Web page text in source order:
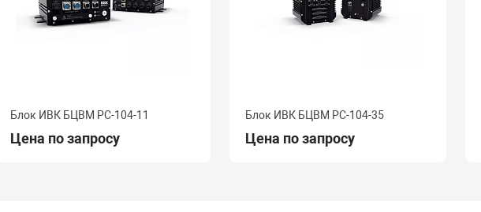
Блок ИВК БЦВМ PC-104-11
Цена по запросу
Блок ИВК БЦВМ PC-104-35
Цена по запросу